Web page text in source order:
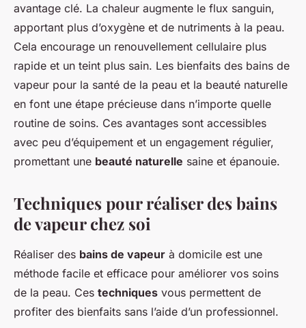
avantage clé. La chaleur augmente le flux sanguin,
apportant plus d’oxygène et de nutriments à la peau.
Cela encourage un renouvellement cellulaire plus
rapide et un teint plus sain. Les bienfaits des bains de
vapeur pour la santé de la peau et la beauté naturelle
en font une étape précieuse dans n’importe quelle
routine de soins. Ces avantages sont accessibles
avec peu d’équipement et un engagement régulier,
promettant une beauté naturelle saine et épanouie.
Techniques pour réaliser des bains
de vapeur chez soi
Réaliser des bains de vapeur à domicile est une
méthode facile et efficace pour améliorer vos soins
de la peau. Ces techniques vous permettent de
profiter des bienfaits sans l’aide d’un professionnel.